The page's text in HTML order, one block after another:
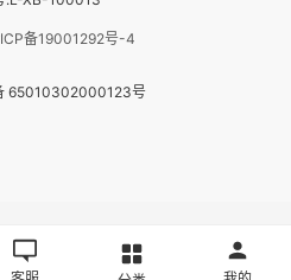
备19001292号-4
65010302000123号